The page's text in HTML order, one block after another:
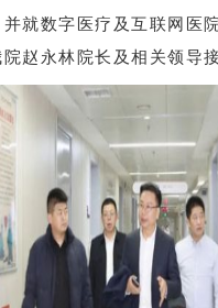
就数字医疗及互联网医
赵永林院长及相关领导